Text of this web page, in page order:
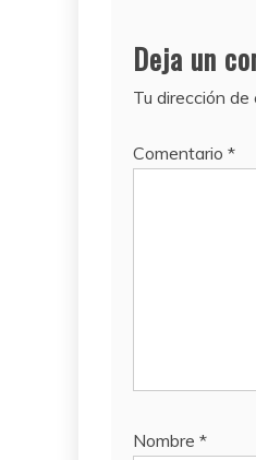
Deja un
Tu dirección de
Comentario *
Nombre *